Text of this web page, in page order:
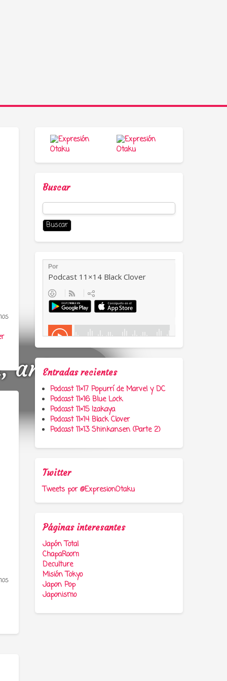
anime y
Buscar
Buscar:
Entradas recientes
Podcast 11×17 Popurrí de Marvel y DC
Podcast 11×16 Blue Lock
Podcast 11×15 Izakaya
Podcast 11×14 Black Clover
Podcast 11×13 Shinkansen (Parte 2)
Twitter
Tweets por @ExpresionOtaku
Páginas interesantes
Japón Total
ChapaRoom
Deculture
Misión Tokyo
Japon Pop
Japonismo